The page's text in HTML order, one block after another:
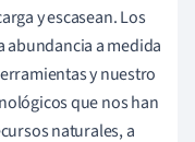
y escasean. Los
abundancia a medida
y nuestro
que nos han
naturales, a